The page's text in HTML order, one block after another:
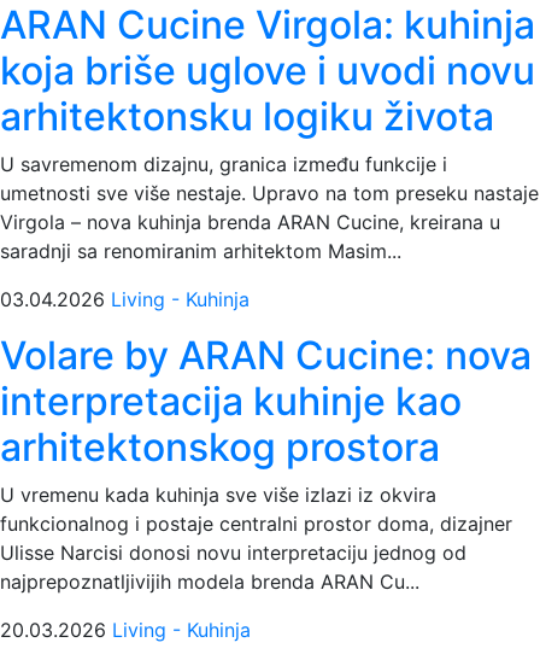
ARAN Cucine Virgola: kuhinja
koja briše uglove i uvodi novu
arhitektonsku logiku života
U savremenom dizajnu, granica između funkcije i
umetnosti sve više nestaje. Upravo na tom preseku nastaje
Virgola – nova kuhinja brenda ARAN Cucine, kreirana u
saradnji sa renomiranim arhitektom Masim...
03.04.2026 Living - Kuhinja
Volare by ARAN Cucine: nova
interpretacija kuhinje kao
arhitektonskog prostora
U vremenu kada kuhinja sve više izlazi iz okvira
funkcionalnog i postaje centralni prostor doma, dizajner
Ulisse Narcisi donosi novu interpretaciju jednog od
najprepoznatljivijih modela brenda ARAN Cu...
20.03.2026 Living - Kuhinja